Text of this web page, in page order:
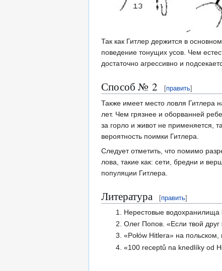
Так как Гитлер держится в
поведение тонущих усов. Чем
достаточно агрессивно и
Способ № 2 [править]
Также имеет место ловля Гитлера
лет. Чем грязнее и оборванней
за горло и живот не применяется,
вероятность поимки Гитлера.
Следует отметить, что помимо
лова, такие как: сети, бредни и
популяции Гитлера.
Литература [править]
Нерестовые
Олег Попов. «Если твой
«Połów Hitlera» на
«100 receptů na knedlíky od